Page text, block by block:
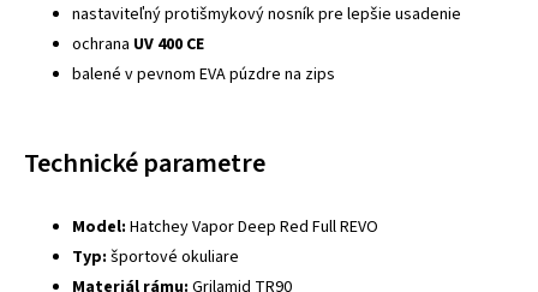
nastaviteľný protišmykový nosník pre lepšie usadenie
ochrana UV 400 CE
balené v pevnom EVA púzdre na zips
Technické parametre
Model: Hatchey Vapor Deep Red Full REVO
Typ: športové okuliare